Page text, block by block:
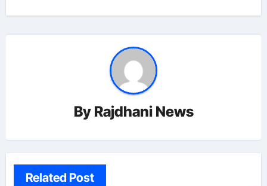
By Rajdhani News
Related Post